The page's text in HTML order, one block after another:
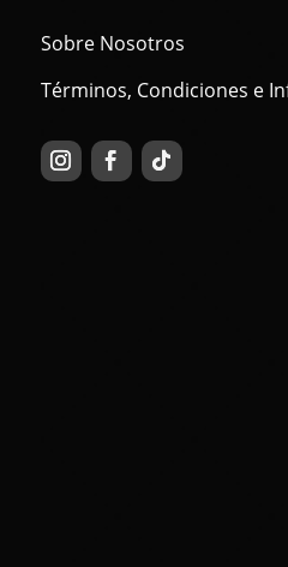
Sobre Nosotros
Términos, Condiciones e